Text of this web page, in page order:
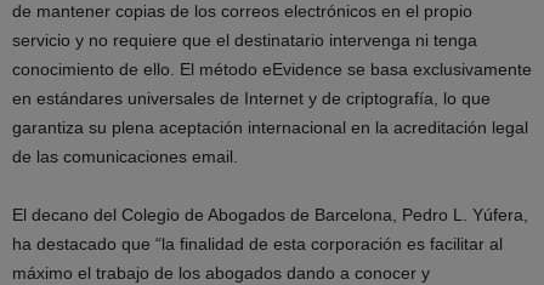
de mantener copias de los correos electrónicos en el propio
servicio y no requiere que el destinatario intervenga ni tenga
conocimiento de ello. El método eEvidence se basa exclusivamente
en estándares universales de Internet y de criptografía, lo que
garantiza su plena aceptación internacional en la acreditación legal
de las comunicaciones email.
El decano del Colegio de Abogados de Barcelona, Pedro L. Yúfera,
ha destacado que “la finalidad de esta corporación es facilitar al
máximo el trabajo de los abogados dando a conocer y